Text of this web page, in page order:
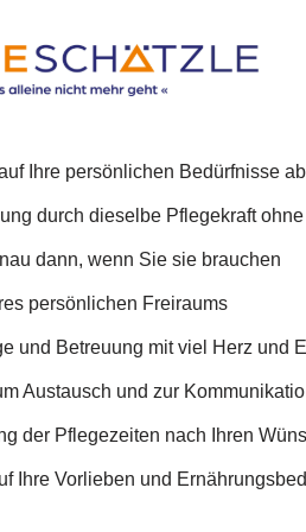
Ihre persönlichen Bedürfnisse
durch dieselbe Pflegekraft
dann, wenn Sie sie brauchen
persönlichen Freiraums
und Betreuung mit viel Herz und
Austausch und zur
der Pflegezeiten nach Ihren
Ihre Vorlieben und